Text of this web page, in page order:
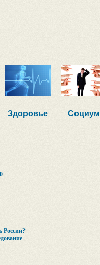
Здоровье Социум
России?